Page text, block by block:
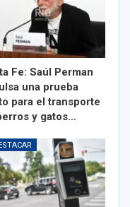
Fe: Saúl Perman
una prueba
para el transporte
y gatos…